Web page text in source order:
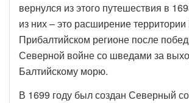
вернулся из этого путешествия в
из них – это расширение
Прибалтийском регионе после
Северной войне со шведами за
Балтийскому морю.
В 1699 году был создан Северный